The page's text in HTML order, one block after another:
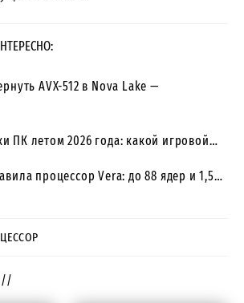
AVX-512 в Nova Lake —
ПК летом 2026 года: какой игровой…
процессор Vera: до 88 ядер и 1,5…
//